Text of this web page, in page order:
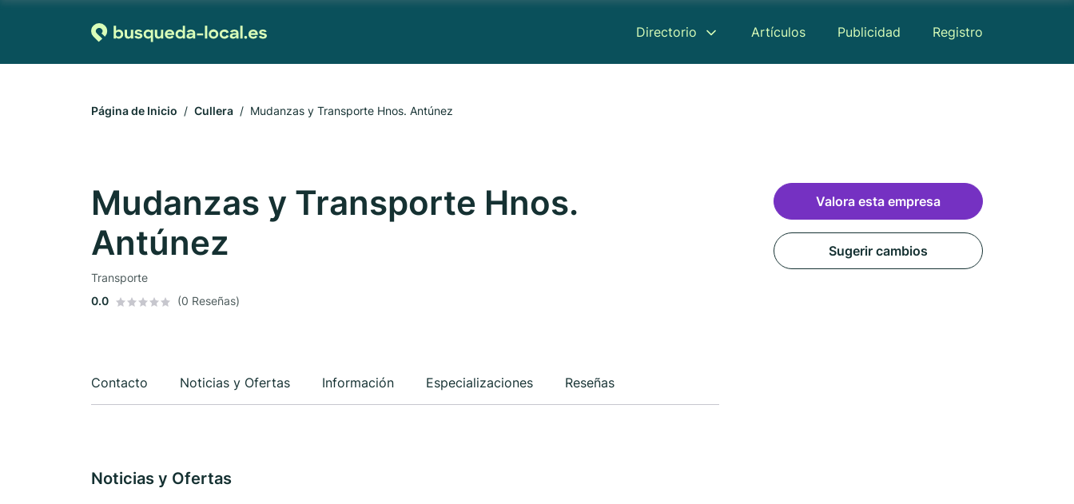
Directorio Artículos Publicidad Registro
Página de Inicio Cullera Mudanzas y Transporte Hnos. Antúnez
Mudanzas y Transporte Hnos.
Antúnez
Transporte
0.0
(0 Reseñas)
Contacto Noticias y Ofertas Información Especializaciones Reseñas
Noticias y Ofertas
Valora esta empresa
Sugerir cambios